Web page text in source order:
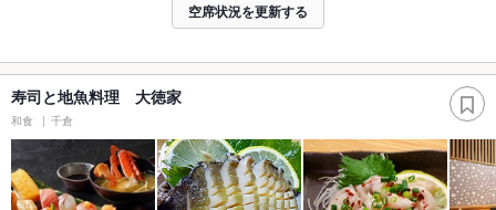
空席状況を更新する
寿司と地魚料理 大徳家
和食 千倉